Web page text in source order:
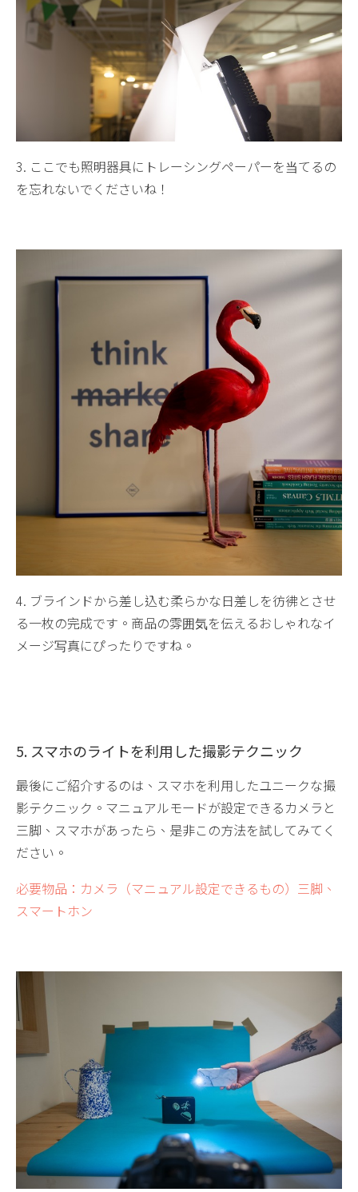
3. ここでも照明器具にトレーシングペーパーを当てるの
を忘れないでくださいね！
4. ブラインドから差し込む柔らかな日差しを彷彿とさせ
る一枚の完成です。商品の雰囲気を伝えるおしゃれなイ
メージ写真にぴったりですね。
5. スマホのライトを利用した撮影テクニック
最後にご紹介するのは、スマホを利用したユニークな撮
影テクニック。マニュアルモードが設定できるカメラと
三脚、スマホがあったら、是非この方法を試してみてく
ださい。
必要物品：カメラ（マニュアル設定できるもの）三脚、
スマートホン